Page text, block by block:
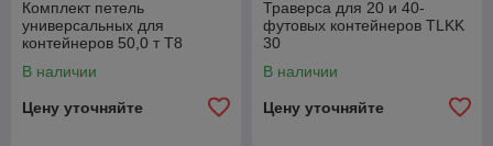
Комплект петель
универсальных для
контейнеров 50,0 т Т8
шт)
В наличии
Цену уточняйте
Траверса для 20 и 40-
футовых контейнеров TLKK
30
В наличии
Цену уточняйте